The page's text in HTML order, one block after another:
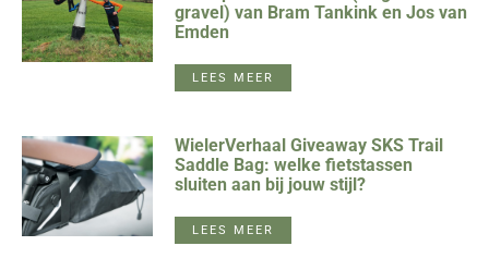
gravel) van Bram Tankink en Jos van
Emden
LEES MEER
WielerVerhaal Giveaway SKS Trail
Saddle Bag: welke fietstassen
sluiten aan bij jouw stijl?
LEES MEER